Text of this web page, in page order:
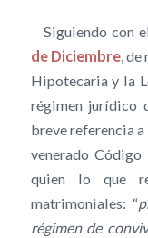
Siguiendo con
de Diciembre, de
Hipotecaria y la
régimen jurídico
breve referencia
venerado
quien lo que
matrimoniales: “
régimen de